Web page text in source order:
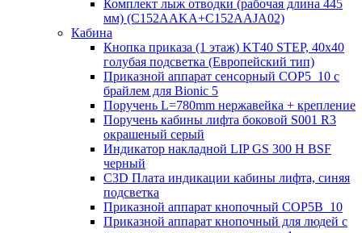
Комплект лыж отводки (рабочая длина 445
мм) (C152AAKA+C152AAJA02)
Кабина
Кнопка приказа (1 этаж) KT40 STEP, 40х40
голубая подсветка (Европейский тип)
Приказной аппарат сенсорный COP5_10 с
брайлем для Bionic 5
Поручень L=780mm нержавейка + крепление
Поручень кабины лифта боковой S001 R3
окрашеный серый
Индикатор накладной LIP GS 300 H BSF
черный
C3D Плата индикации кабины лифта, синяя
подсветка
Приказной аппарат кнопочный COP5B_10
Приказной аппарат кнопочный для людей с